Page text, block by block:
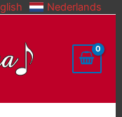
Nederlands